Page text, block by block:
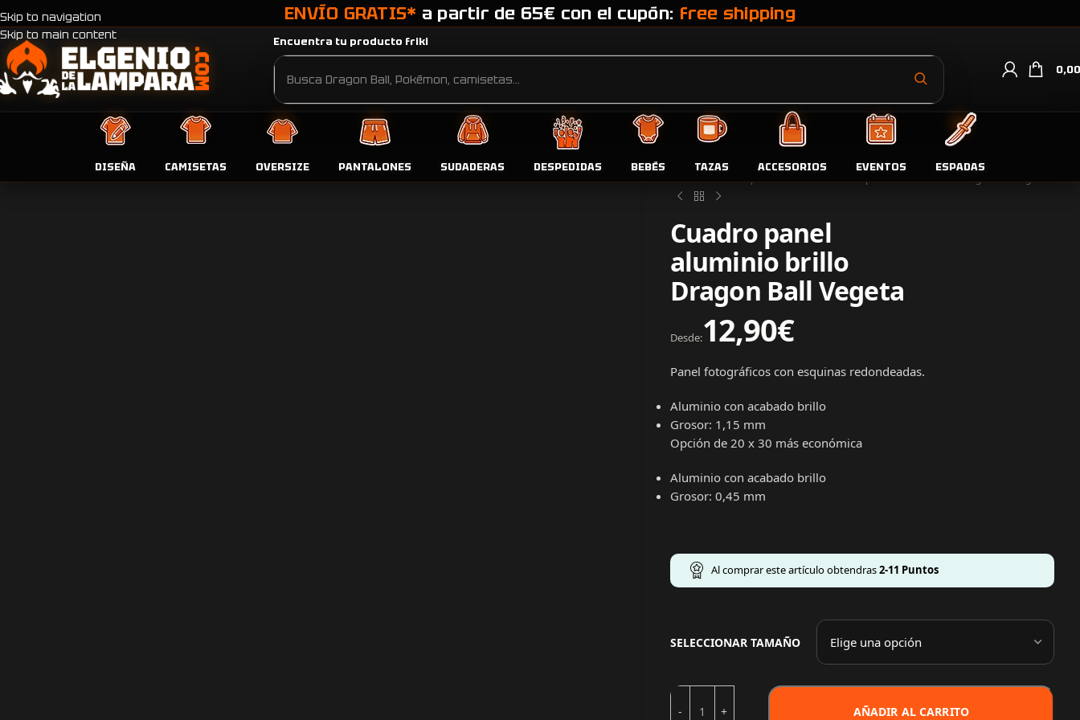
Skip to navigation
Skip to main content
ENVÍO GRATIS* a partir de 65€ con el cupón: free shipping
Encuentra tu producto friki
0,00
DISEÑA CAMISETAS OVERSIZE PANTALONES SUDADERAS DESPEDIDAS BEBÉS TAZAS ACCESORIOS EVENTOS
ESPADAS
Inicio Tienda Fotopaneles aluminio Cuadro panel aluminio brillo Dragon Ball Vegeta
Cuadro panel
aluminio brillo
Dragon Ball Vegeta
Desde:12,90€
Panel fotográficos con esquinas redondeadas.
Aluminio con acabado brillo
Grosor: 1,15 mm
Opción de 20 x 30 más económica
Aluminio con acabado brillo
Grosor: 0,45 mm
Al comprar este artículo obtendras2-11 Puntos
SELECCIONAR TAMAÑO
AÑADIR AL CARRITO